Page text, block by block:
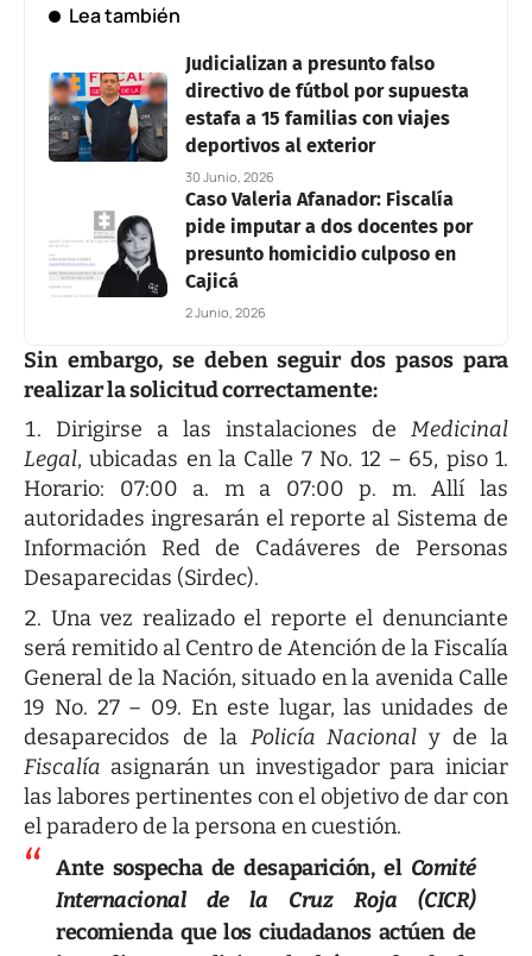
Lea también
Judicializan a presunto falso
directivo de fútbol por supuesta
estafa a 15 familias con viajes
deportivos al exterior
30 Junio, 2026
Caso Valeria Afanador: Fiscalía
pide imputar a dos docentes por
presunto homicidio culposo en
Cajicá
2 Junio, 2026
Sin embargo, se deben seguir dos pasos para
realizar la solicitud correctamente:
Dirigirse a las instalaciones de Medicinal
Legal, ubicadas en la Calle 7 No. 12 – 65, piso 1.
Horario: 07:00 a. m a 07:00 p. m. Allí las
autoridades ingresarán el reporte al Sistema de
Información Red de Cadáveres de Personas
Desaparecidas (Sirdec).
Una vez realizado el reporte el denunciante
será remitido al Centro de Atención de la Fiscalía
General de la Nación, situado en la avenida Calle
19 No. 27 – 09. En este lugar, las unidades de
desaparecidos de la Policía Nacional y de la
Fiscalía asignarán un investigador para iniciar
las labores pertinentes con el objetivo de dar con
el paradero de la persona en cuestión.
Ante sospecha de desaparición, el Comité
Internacional de la Cruz Roja (CICR)
recomienda que los ciudadanos actúen de